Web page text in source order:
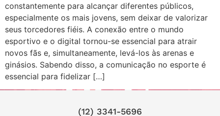
constantemente para alcançar diferentes públicos,
especialmente os mais jovens, sem deixar de valorizar
seus torcedores fiéis. A conexão entre o mundo
esportivo e o digital tornou-se essencial para atrair
novos fãs e, simultaneamente, levá-los às arenas e
ginásios. Sabendo disso, a comunicação no esporte é
essencial para fidelizar […]
(12) 3341-5696